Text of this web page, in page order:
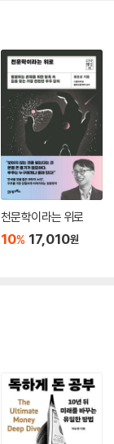
천문학이라는 위로
10% 17,010원